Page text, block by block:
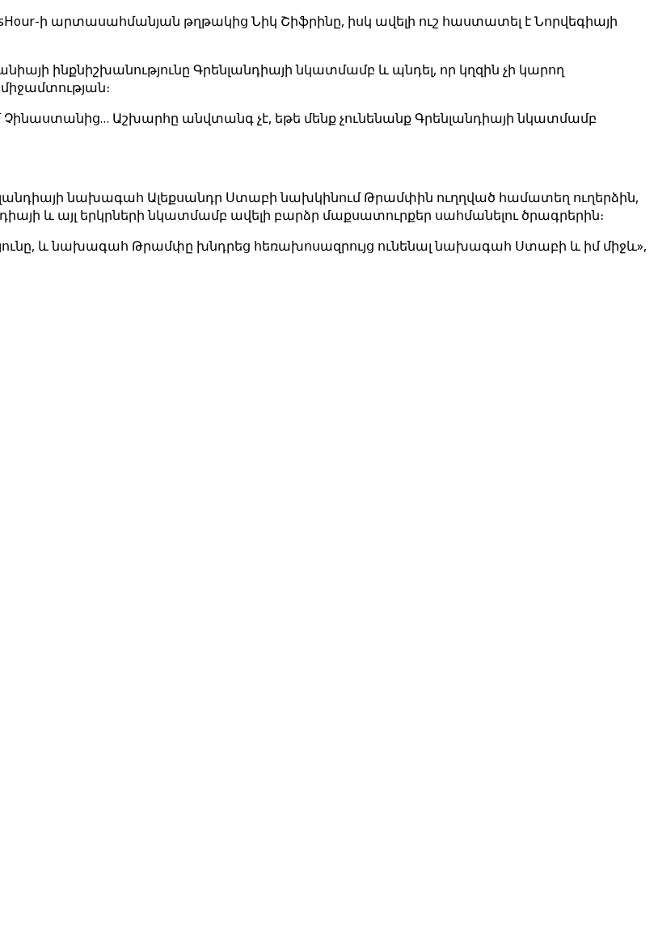
ի արտասահմանյան թղթակից Նիկ Շիֆրինը, իսկ ավելի ուշ հաստատել է Նորվեգիայի
ինքնիշխանությունը Գրենլանդիայի նկատմամբ և պնդել, որ կղզին չի կարող
Աշխարհը անվտանգ չէ, եթե մենք չունենանք Գրենլանդիայի նկատմամբ
նախագահ Ալեքսանդր Ստաբի նախկինում Թրամփին ուղղված համատեղ ուղերձին,
և այլ երկրների նկատմամբ ավելի բարձր մաքսատուրքեր սահմանելու ծրագրերին։
և նախագահ Թրամփը խնդրեց հեռախոսազրույց ունենալ նախագահ Ստաբի և իմ միջև»,